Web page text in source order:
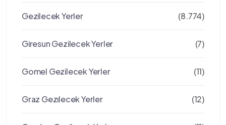
Gezilecek Yerler (8.774)
Giresun Gezilecek Yerler (7)
Gomel Gezilecek Yerler (11)
Graz Gezılecek Yerler (12)